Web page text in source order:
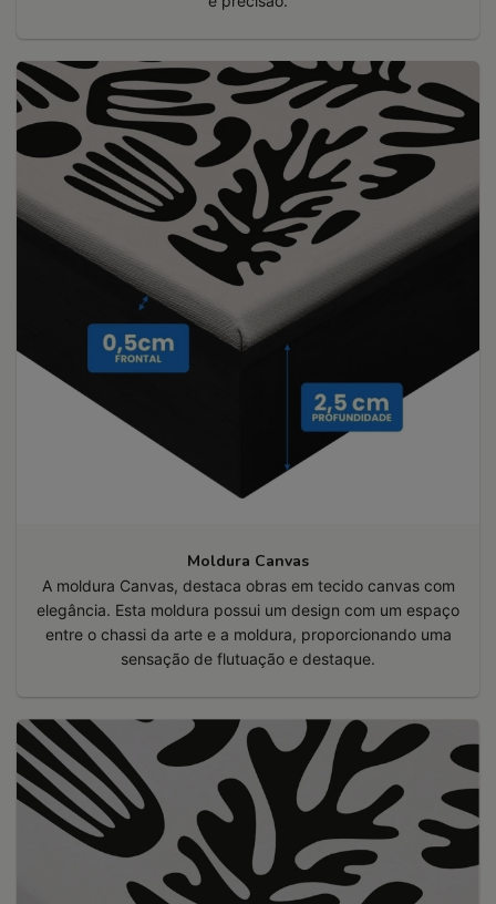
Moldura Canvas
A moldura Canvas, destaca obras em tecido canvas com
elegância. Esta moldura possui um design com um espaço
entre o chassi da arte e a moldura, proporcionando uma
sensação de flutuação e destaque.